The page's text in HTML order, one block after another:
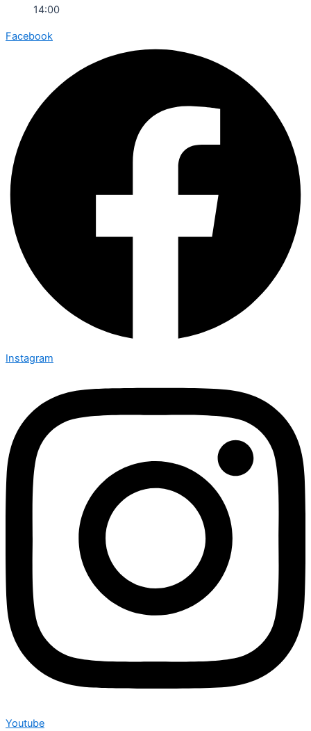
14:00
Facebook
Instagram
Youtube